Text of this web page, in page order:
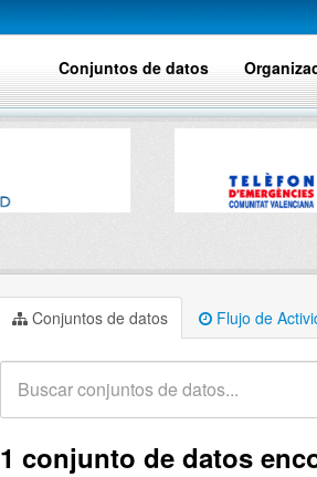
Conjuntos de datos
Conjuntos de datos Flujo de
1 conjunto de datos